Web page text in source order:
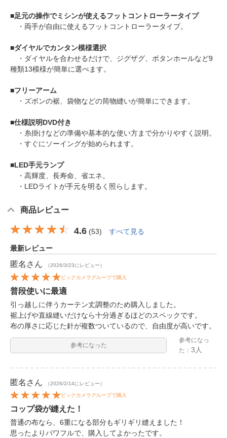
■足元の操作でミシンが使えるフットコントローラータイプ
・両手が自由に使えるフットコントローラータイプ。
■ダイヤルでカンタン模様選択
・ダイヤルを合わせるだけで、ジグザグ、ボタンホールなど9
種類13模様が簡単に選べます。
■フリーアーム
・ズボンの裾、袋物などの筒物縫いが簡単にできます。
■仕様説明DVD付き
・糸掛けなどの準備や基本的な使い方まで分かりやすく説明。
・すぐにソーイングが始められます。
■LED手元ランプ
・高輝度、長寿命、省エネ。
・LEDライトが手元を明るく照らします。
商品レビュー
4.6 (53) すべて見る
最新レビュー
匿名 さん （2026/3/23にレビュー）
ビックカメラグループで購入
普段使いに最適
引っ越しに伴うカーテン丈調整のため購入しました。
裾上げや直線縫いだけなら十分過ぎるほどのスペックです。
布の厚さに応じた針が複数ついているので、自由度が高いです。
参考になった
参考になっ
た：3人
匿名 さん （2026/2/14にレビュー）
ビックカメラグループで購入
コップ袋が縫えた！
普通の布なら、6重になる部分もギリギリ縫えました！
思ったよりパワフルで、購入してよかったです。